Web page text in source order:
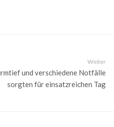
Weiter
und verschiedene Notfälle
sorgten für einsatzreichen Tag